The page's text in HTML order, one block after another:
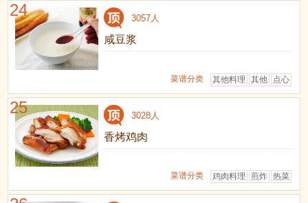
24 3057人
咸豆浆
点心
其他
其他料理
菜谱分类
25 3028人
香烤鸡肉
热菜
煎炸
鸡肉料理
菜谱分类